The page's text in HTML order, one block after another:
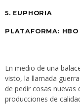
5. EUPHORIA
PLATAFORMA: HBO
En medio de una
visto, la llamada
de pedir cosas nuevas
producciones de